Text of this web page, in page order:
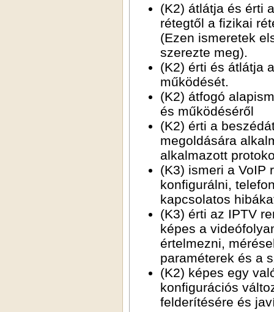
(K2) átlátja és érti
rétegtől a fizikai
(Ezen ismeretek
szerezte meg).
(K2) érti és átlátja
működését.
(K2) átfogó
és működéséről
(K2) érti a
megoldására
alkalmazott
(K3) ismeri a VoIP
konfigurálni,
kapcsolatos
(K3) érti az IPTV
képes a
értelmezni,
paraméterek és a
(K2) képes egy
konfigurációs
felderítésére és